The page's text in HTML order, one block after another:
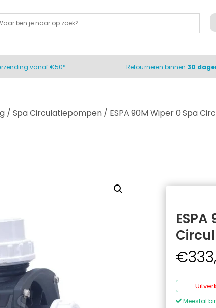
vanaf €50* Retourneren binnen 30
/ Spa Circulatiepompen / ESPA 90M Wiper 0 Spa
€
Meestal